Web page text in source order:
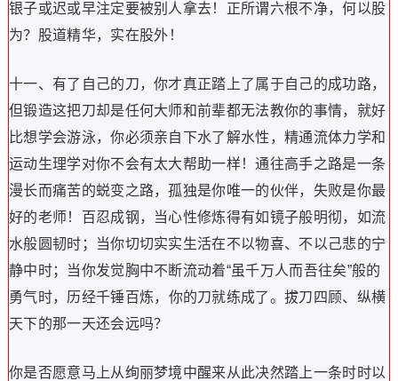
银子或迟或早注定要被别人拿去！ 正所谓六根不净，何以股
为？ 股道精华， 实在股外 ！
十一、 有了自己的刀，你才真正踏上了属于自己的成功路，
但锻造这把刀却是任何大师和前辈都无法教你的事情， 就好
比想学会游泳，你必须亲自下水了解水性 ，精通流体力学和
运动生理学对你不会有太大帮助一样！通往高手之路是一条
漫长而痛苦的蜕变之路，孤独是你唯一的伙伴， 失败是你最
好的老师 ！ 百忍成钢 ， 当心性修炼得有如镜子般明彻， 如流
水般圆韧时 ； 当你切切实实生活在不以物喜、 不以己悲的宁
静中时； 当你发觉胸中不断流动着“虽千万人而吾往矣”般的
勇气时， 历经千锤百炼， 你的刀就练成了。拔刀四顾、 纵横
天下的那一天还会远吗？
你是否愿意马上从绚丽梦境中醒来从此决然踏上一条时时以